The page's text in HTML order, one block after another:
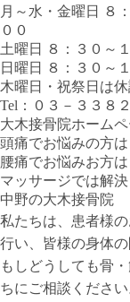
月～水・金曜日 ８
００
土曜日 ８：３０～
日曜日 ８：３０～
木曜日・祝祭日は休
Tel：０３－３３８
大木接骨院ホームペ
頭痛でお悩みの方
腰痛でお悩みお方
マッサージでは解
中野の大木接骨院
私たちは、患者様
行い、皆様の身体
もしどうしても骨
ちにご相談ください